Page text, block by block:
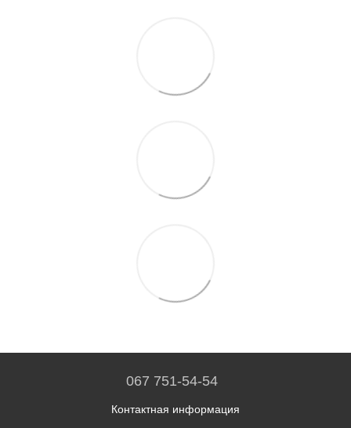
067 751-54-54
Контактная информация